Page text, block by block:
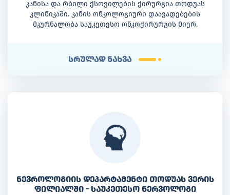
კანისა და რბილი ქსოვილების ქირურგია თოდუას
კლინიკაში. კანის ონკოლოგიური დაავადებების
მკურნალობა საუკეთესო ონკოქირურგის მიერ.
სრულად ნახვა
ნევროლოგიის დეპარტამენტი თოდუას ვერის
ფილიალში - საუკეთესო ნერვოლოგი